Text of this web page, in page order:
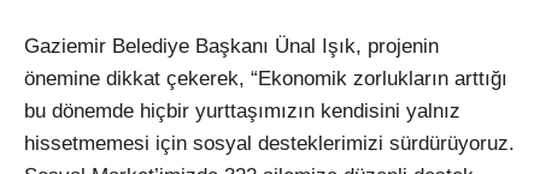
Gaziemir Belediye Başkanı Ünal Işık, projenin
önemine dikkat çekerek, “Ekonomik zorlukların arttığı
bu dönemde hiçbir yurttaşımızın kendisini yalnız
hissetmemesi için sosyal desteklerimizi sürdürüyoruz.